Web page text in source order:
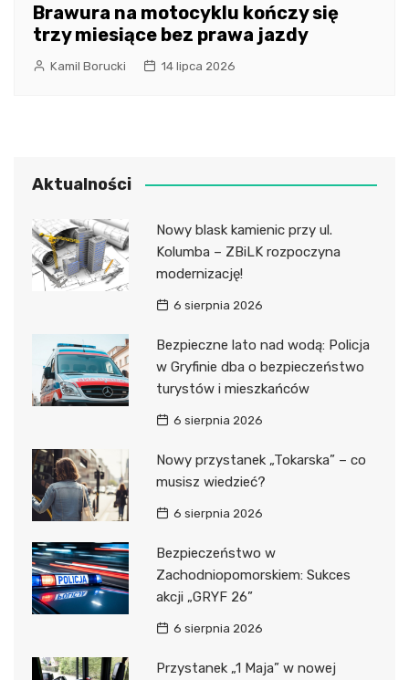
Brawura na motocyklu kończy się
trzy miesiące bez prawa jazdy
Kamil Borucki 14 lipca 2026
Aktualności
Nowy blask kamienic przy ul.
Kolumba – ZBiLK rozpoczyna
modernizację!
6 sierpnia 2026
Bezpieczne lato nad wodą: Policja
w Gryfinie dba o bezpieczeństwo
turystów i mieszkańców
6 sierpnia 2026
Nowy przystanek „Tokarska” – co
musisz wiedzieć?
6 sierpnia 2026
Bezpieczeństwo w
Zachodniopomorskiem: Sukces
akcji „GRYF 26”
6 sierpnia 2026
Przystanek „1 Maja” w nowej